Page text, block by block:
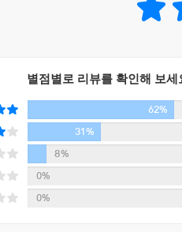
별점별로 리뷰를 확인해 보세
62%
31%
8%
0%
0%